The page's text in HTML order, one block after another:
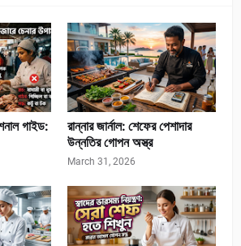
গাইড:
রান্নার জার্নাল: শেফের পেশাদার
উন্নতির গোপন অস্ত্র
March 31, 2026